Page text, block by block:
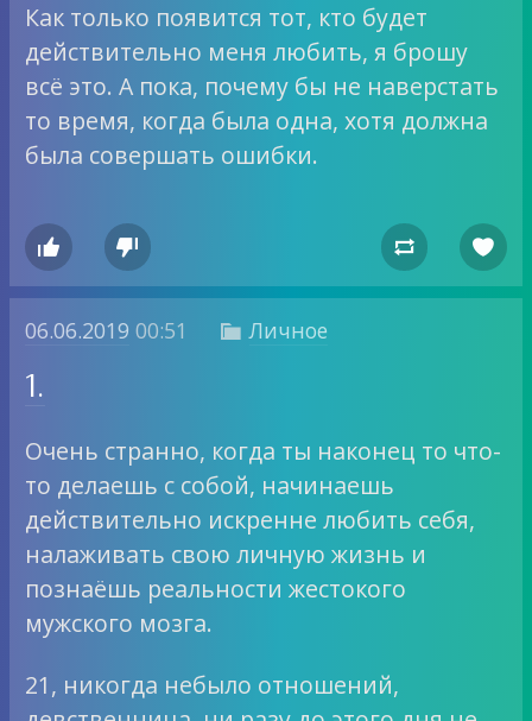
Как только появится тот, кто будет
действительно меня любить, я брошу
всё это. А пока, почему бы не наверстать
то время, когда была одна, хотя должна
была совершать ошибки.
   
06.06.2019 00:51  Личное
1.
Очень странно, когда ты наконец то что-
то делаешь с собой, начинаешь
действительно искренне любить себя,
налаживать свою личную жизнь и
познаёшь реальности жестокого
мужского мозга.
21, никогда небыло отношений,